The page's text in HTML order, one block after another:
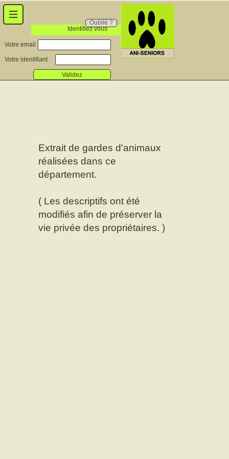
Identifiez vous
Oublié ?
Votre email
Votre identifiant
Validez
Extrait de gardes d'animaux
réalisées dans ce
département.
( Les descriptifs ont été
modifiés afin de préserver la
vie privée des propriétaires. )